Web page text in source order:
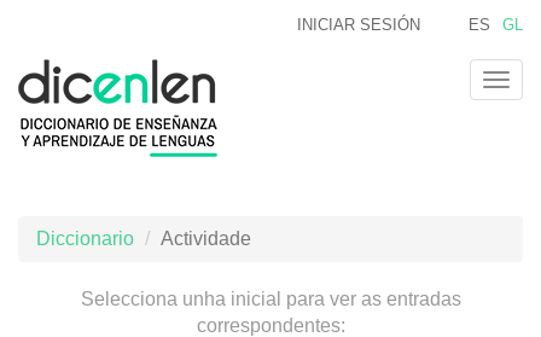
contido
principal
ES GL
INICIAR SESIÓN
Diccionario Actividade
Selecciona unha inicial para ver as entradas
correspondentes: